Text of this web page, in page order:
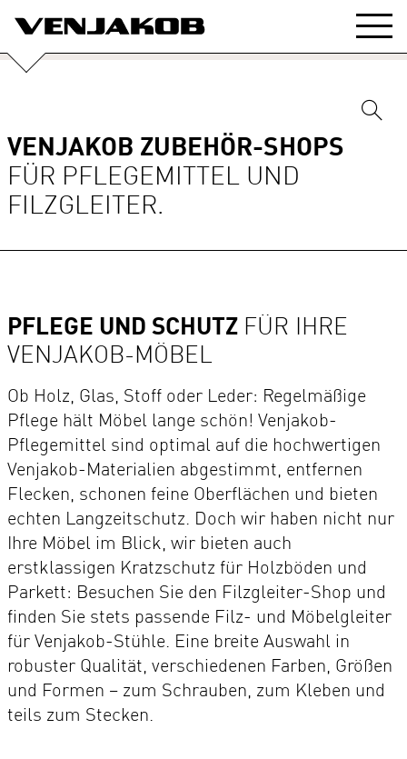
VENJAKOB ZUBEHÖR-SHOPS
FÜR PFLEGEMITTEL UND
FILZGLEITER.
PFLEGE UND SCHUTZ FÜR IHRE
VENJAKOB-MÖBEL
Ob Holz, Glas, Stoff oder Leder: Regelmäßige
Pflege hält Möbel lange schön! Venjakob-
Pflegemittel sind optimal auf die hochwertigen
Venjakob-Materialien abgestimmt, entfernen
Flecken, schonen feine Oberflächen und bieten
echten Langzeitschutz. Doch wir haben nicht nur
Ihre Möbel im Blick, wir bieten auch
erstklassigen Kratzschutz für Holzböden und
Parkett: Besuchen Sie den Filzgleiter-Shop und
finden Sie stets passende Filz- und Möbelgleiter
für Venjakob-Stühle. Eine breite Auswahl in
robuster Qualität, verschiedenen Farben, Größen
und Formen – zum Schrauben, zum Kleben und
teils zum Stecken.